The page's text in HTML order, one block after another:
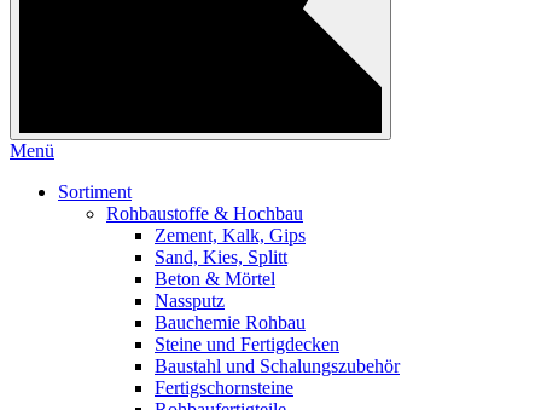
Menü
Sortiment
Rohbaustoffe & Hochbau
Zement, Kalk, Gips
Sand, Kies, Splitt
Beton & Mörtel
Nassputz
Bauchemie Rohbau
Steine und Fertigdecken
Baustahl und Schalungszubehör
Fertigschornsteine